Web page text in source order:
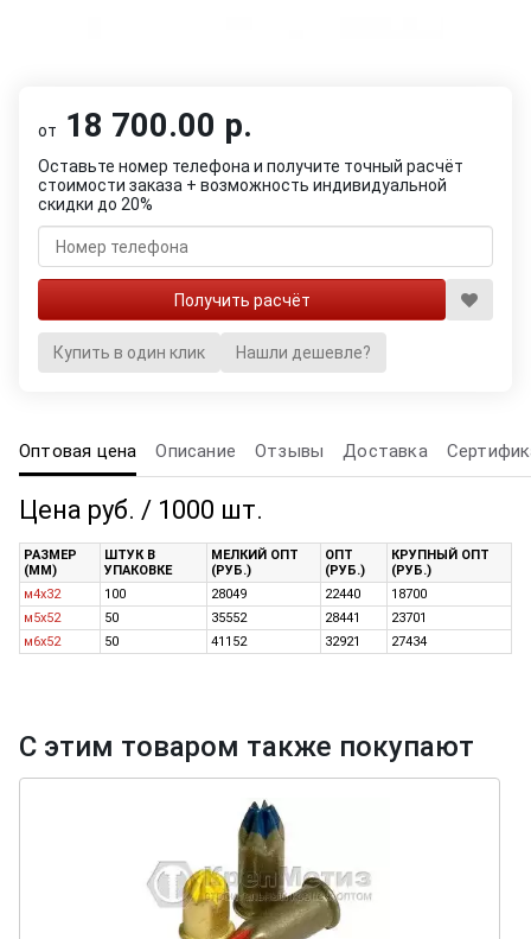
от 18 700.00 р.
Оставьте номер телефона и получите точный расчёт
стоимости заказа + возможность индивидуальной
скидки до 20%
Купить в один клик Нашли дешевле?
Оптовая цена Описание Отзывы Доставка
Цена руб. / 1000 шт.
РАЗМЕР
(ММ)
ШТУК В
УПАКОВКЕ
МЕЛКИЙ ОПТ
(РУБ.)
ОПТ
(РУБ.)
КРУПНЫЙ ОПТ
(РУБ.)
м4х32
100 28049 22440
18700
м5х52
50 35552 28441
23701
м6х52
50 41152 32921 27434
С этим товаром также покупают